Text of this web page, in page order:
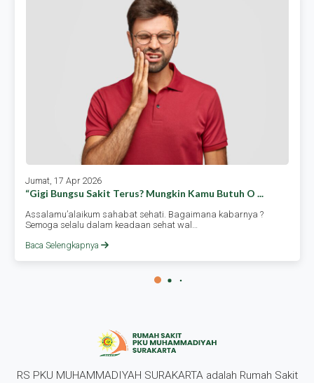
Jumat, 17 Apr 2026
“gigi Bungsu Sakit Terus? Mungkin Kamu Butuh O ...
Assalamu’alaikum sahabat sehati. Bagaimana kabarnya ?
Semoga selalu dalam keadaan sehat wal…
Baca Selengkapnya
RS PKU MUHAMMADIYAH SURAKARTA adalah Rumah Sakit